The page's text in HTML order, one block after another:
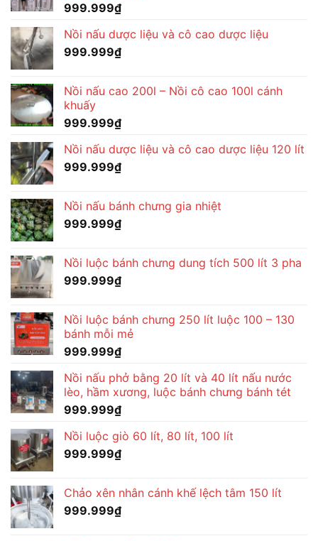
999.999₫
Nồi nấu dược liệu và cô cao dược liệu
999.999₫
Nồi nấu cao 200l – Nồi cô cao 100l cánh
khuấy
999.999₫
Nồi nấu dược liệu và cô cao dược liệu 120 lít
999.999₫
Nồi nấu bánh chưng gia nhiệt
999.999₫
Nồi luộc bánh chưng dung tích 500 lít 3 pha
999.999₫
Nồi luộc bánh chưng 250 lít luộc 100 – 130
bánh mỗi mẻ
999.999₫
Nồi nấu phở bằng 20 lít và 40 lít nấu nước
lèo, hầm xương, luộc bánh chưng bánh tét
999.999₫
Nồi luộc giò 60 lít, 80 lít, 100 lít
999.999₫
Chảo xên nhân cánh khế lệch tâm 150 lít
999.999₫